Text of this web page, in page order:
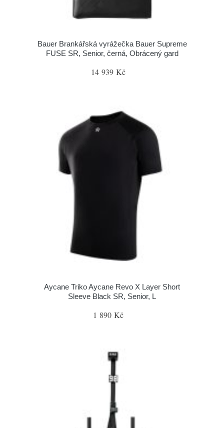
Bauer Brankářská vyrážečka Bauer Supreme
FUSE SR, Senior, černá, Obrácený gard
14 939 Kč
Aycane Triko Aycane Revo X Layer Short
Sleeve Black SR, Senior, L
1 890 Kč